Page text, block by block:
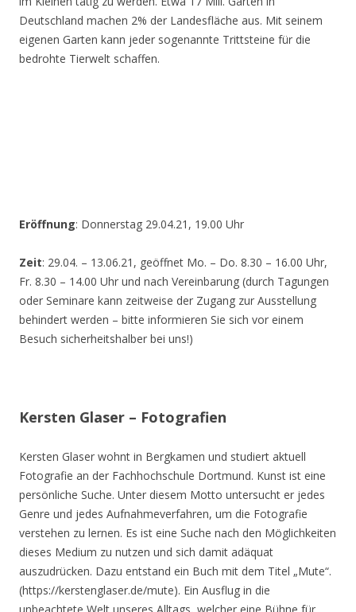
Deutschland machen 2% der Landesfläche aus. Mit seinem
eigenen Garten kann jeder sogenannte Trittsteine für die
bedrohte Tierwelt schaffen.
Eröffnung: Donnerstag 29.04.21, 19.00 Uhr
Zeit: 29.04. – 13.06.21, geöffnet Mo. – Do. 8.30 – 16.00 Uhr,
Fr. 8.30 – 14.00 Uhr und nach Vereinbarung (durch Tagungen
oder Seminare kann zeitweise der Zugang zur Ausstellung
behindert werden – bitte informieren Sie sich vor einem
Besuch sicherheitshalber bei uns!)
Kersten Glaser – Fotografien
Kersten Glaser wohnt in Bergkamen und studiert aktuell
Fotografie an der Fachhochschule Dortmund. Kunst ist eine
persönliche Suche. Unter diesem Motto untersucht er jedes
Genre und jedes Aufnahmeverfahren, um die Fotografie
verstehen zu lernen. Es ist eine Suche nach den Möglichkeiten
dieses Medium zu nutzen und sich damit adäquat
auszudrücken. Dazu entstand ein Buch mit dem Titel „Mute“.
(https://kerstenglaser.de/mute). Ein Ausflug in die